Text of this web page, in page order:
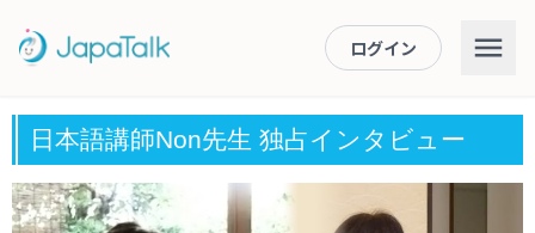
ログイン
日本語講師Non先生 独占インタビュー